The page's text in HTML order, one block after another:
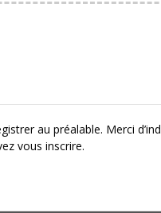
au préalable. Merci
vous inscrire.